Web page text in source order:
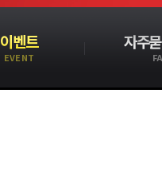
이벤트
EVENT
자주